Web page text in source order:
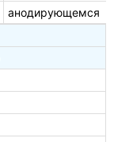
анодирующемся